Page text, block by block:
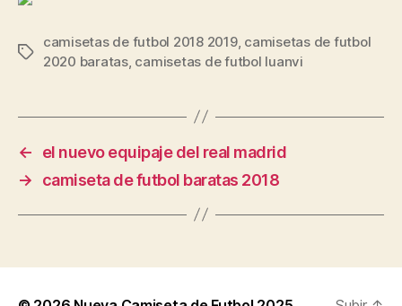
Etiquetas
camisetas de futbol 2018 2019, camisetas de futbol
2020 baratas, camisetas de futbol luanvi
←
el nuevo equipaje del real madrid
→
camiseta de futbol baratas 2018